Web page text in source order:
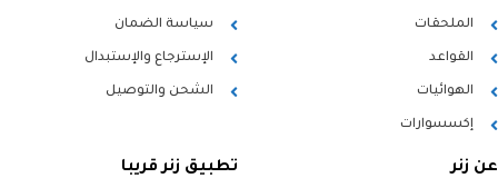
الملحقات
القواعد
الهوائيات
إكسسوارات
سياسة الضمان
الإسترجاع والإستبدال
الشحن والتوصيل
عن زنر تطبيق زنر قريبا